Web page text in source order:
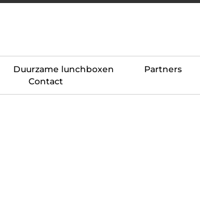
Duurzame lunchboxen Partners
Contact